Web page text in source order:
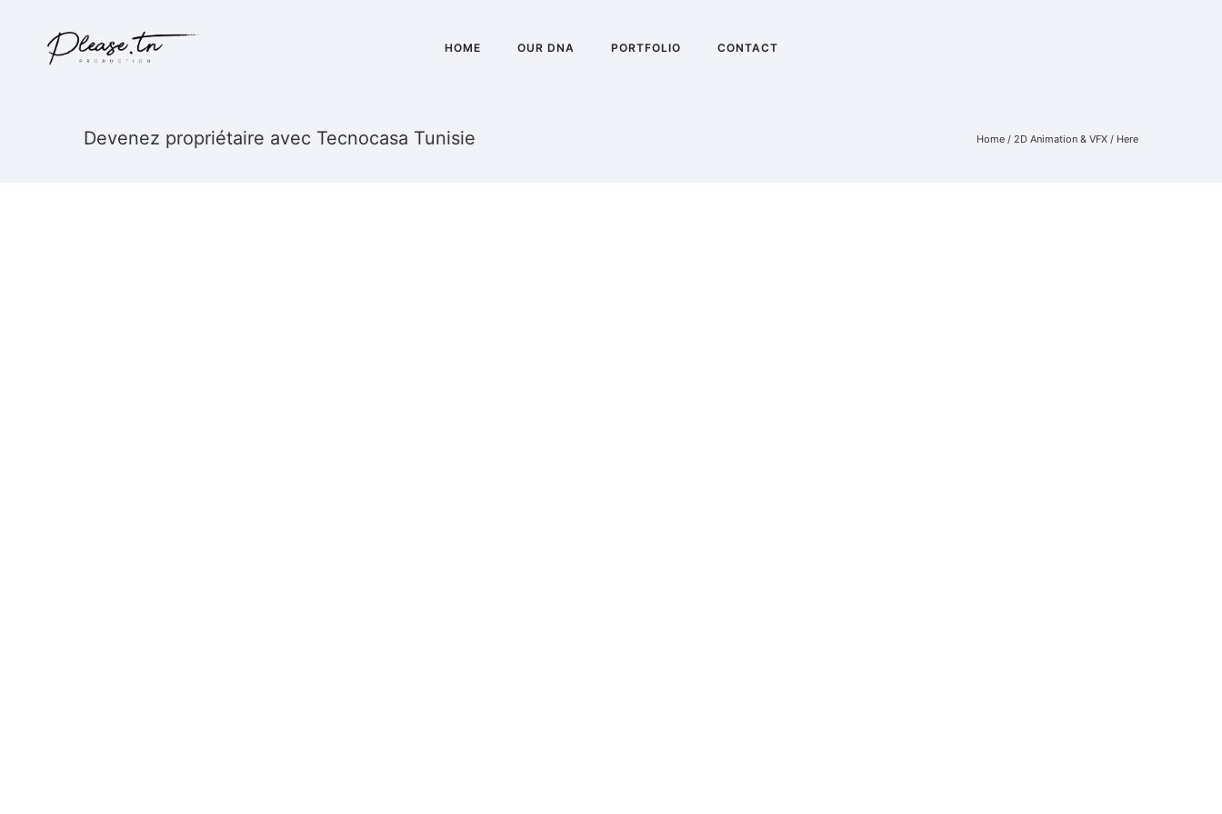
HOME OUR DNA PORTFOLIO CONTACT
Devenez propriétaire avec Tecnocasa Tunisie Home / 2D Animation & VFX / Here